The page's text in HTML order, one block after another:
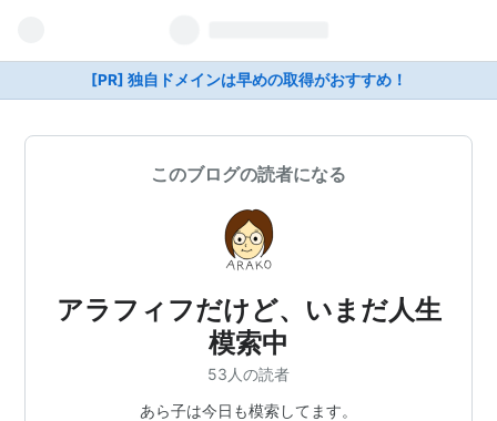
[PR] 独自ドメインは早めの取得がおすすめ！
このブログの読者になる
アラフィフだけど、いまだ人生
模索中
53人の読者
あら子は今日も模索してます。